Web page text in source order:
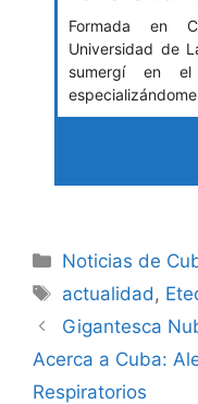
Formada en
Universidad de
sumergí en el
Categories
Noticias de
Tags
actualidad ,
Gigantesca
Acerca a Cuba:
Respiratorios